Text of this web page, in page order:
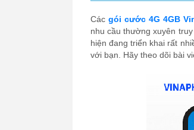
Các gói cước 4G 4GB
nhu cầu thường xuyên
hiện đang triển khai rất
với bạn. Hãy theo dõi bài